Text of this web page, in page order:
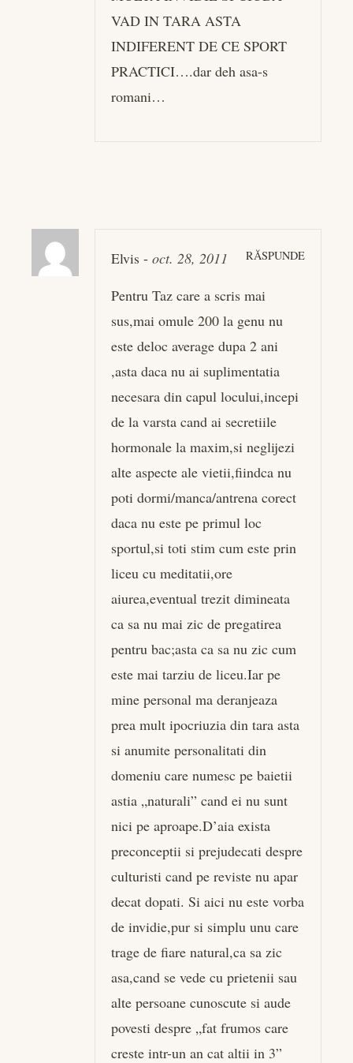
VAD IN TARA ASTA
INDIFERENT DE CE SPORT
PRACTICI….dar deh asa-s
romani…
Elvis - oct. 28, 2011 RĂSPUNDE
Pentru Taz care a scris mai
sus,mai omule 200 la genu nu
este deloc average dupa 2 ani
,asta daca nu ai suplimentatia
necesara din capul locului,incepi
de la varsta cand ai secretiile
hormonale la maxim,si neglijezi
alte aspecte ale vietii,fiindca nu
poti dormi/manca/antrena corect
daca nu este pe primul loc
sportul,si toti stim cum este prin
liceu cu meditatii,ore
aiurea,eventual trezit dimineata
ca sa nu mai zic de pregatirea
pentru bac;asta ca sa nu zic cum
este mai tarziu de liceu.Iar pe
mine personal ma deranjeaza
prea mult ipocriuzia din tara asta
si anumite personalitati din
domeniu care numesc pe baietii
astia „naturali” cand ei nu sunt
nici pe aproape.D’aia exista
preconceptii si prejudecati despre
culturisti cand pe reviste nu apar
decat dopati. Si aici nu este vorba
de invidie,pur si simplu unu care
trage de fiare natural,ca sa zic
asa,cand se vede cu prietenii sau
alte persoane cunoscute si aude
povesti despre „fat frumos care
creste intr-un an cat altii in 3”